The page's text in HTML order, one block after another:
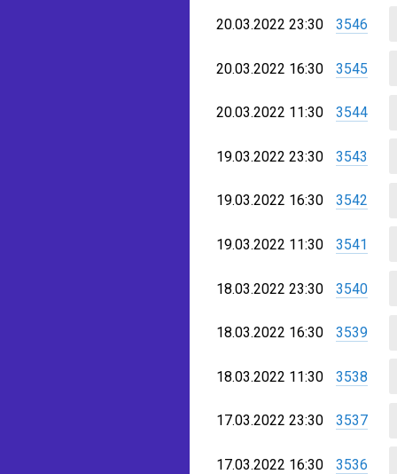
20.03.2022 23:30 3546
20.03.2022 16:30 3545
20.03.2022 11:30 3544
19.03.2022 23:30 3543
19.03.2022 16:30 3542
19.03.2022 11:30 3541
18.03.2022 23:30 3540
18.03.2022 16:30 3539
18.03.2022 11:30 3538
17.03.2022 23:30 3537
17.03.2022 16:30 3536